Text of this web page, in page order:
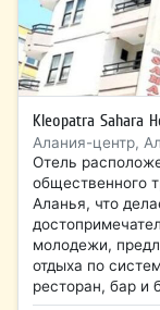
Kleopatra Sahara
Алания-центр,
Отель
общественного
Аланья, что
молодежи,
отдыха по
ресторан, бар и